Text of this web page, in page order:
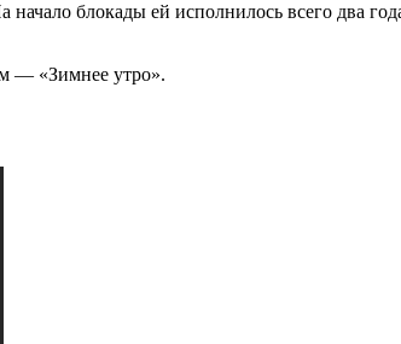
блокады ей исполнилось всего два
— «Зимнее утро».